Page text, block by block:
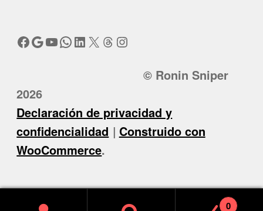
Facebook
Google
YouTube
WhatsApp
LinkedIn
X Threads
Instagram
© Ronin Sniper
2026
Declaración de privacidad y
confidencialidad
Construido con
WooCommerce.
0